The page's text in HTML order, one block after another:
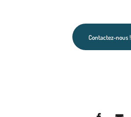
Contactez-nous !